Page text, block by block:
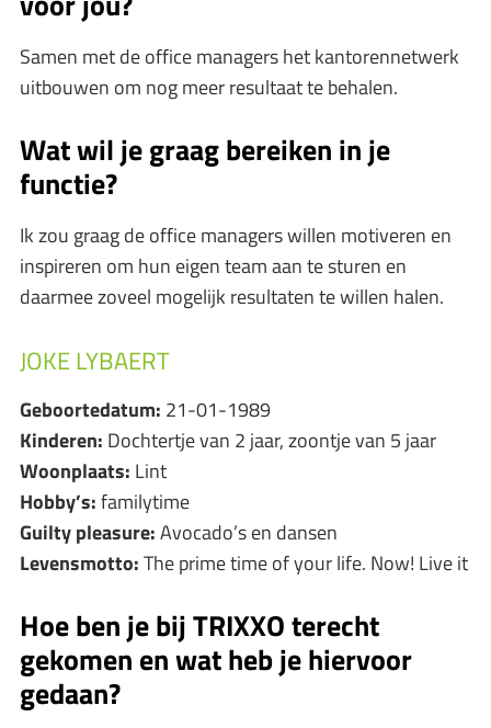
Samen met de office managers het kantorennetwerk
uitbouwen om nog meer resultaat te behalen.
Wat wil je graag bereiken in je
functie?
Ik zou graag de office managers willen motiveren en
inspireren om hun eigen team aan te sturen en
daarmee zoveel mogelijk resultaten te willen halen.
JOKE LYBAERT
Geboortedatum: 21-01-1989
Kinderen: Dochtertje van 2 jaar, zoontje van 5 jaar
Woonplaats: Lint
Hobby’s:familytime
Guilty pleasure:Avocado’s en dansen
Levensmotto:The prime time of your life. Now! Live it
Hoe ben je bij TRIXXO terecht
gekomen en wat heb je hiervoor
gedaan?